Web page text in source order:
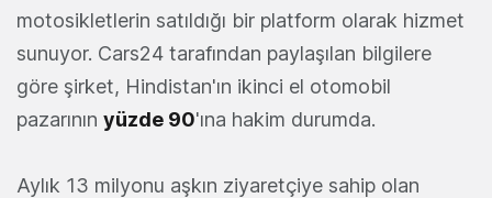
motosikletlerin satıldığı bir platform olarak hizmet
sunuyor. Cars24 tarafından paylaşılan bilgilere
göre şirket, Hindistan'ın ikinci el otomobil
pazarının yüzde 90'ına hakim durumda.
Aylık 13 milyonu aşkın ziyaretçiye sahip olan